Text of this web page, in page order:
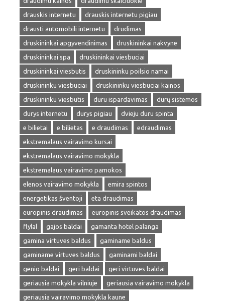
drauskis internetu
drauskis internetu pigiau
drausti automobili internetu
drudimas
druskininkai apgyvendinimas
druskininkai nakvyne
druskininkai spa
druskininkai viesbuciai
druskininkai viesbutis
druskininku poilsio namai
druskininku viesbuciai
druskininku viesbuciai kainos
druskininku viesbutis
duru ispardavimas
durų sistemos
durys internetu
durys pigiau
dvieju duru spinta
e bilietai
e bilietas e draudimas
edraudimas
ekstremalaus vairavimo kursai
ekstremalaus vairavimo mokykla
ekstremalaus vairavimo pamokos
elenos vairavimo mokykla
emira spintos
energetikas šventoji
eta draudimas
europinis draudimas
europinis sveikatos draudimas
flylal
gajos baldai
gamanta hotel palanga
gamina virtuves baldus
gaminame baldus
gaminame virtuves baldus
gaminami baldai
genio baldai
geri baldai
geri virtuves baldai
geriausia mokykla vilniuje
geriausia vairavimo mokykla
geriausia vairavimo mokykla kaune